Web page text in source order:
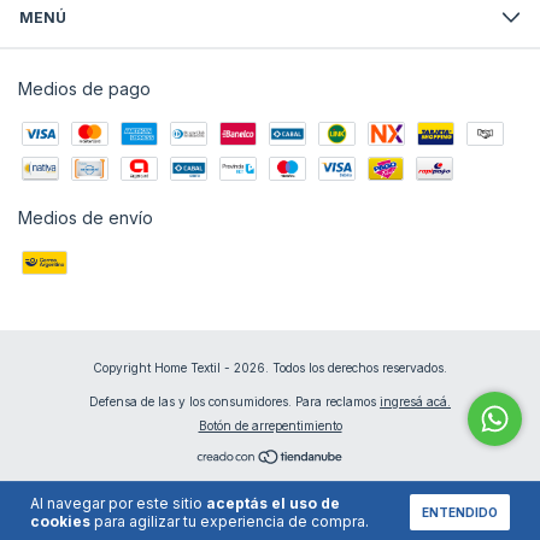
Al navegar por este sitio aceptás el uso de
cookies para agilizar tu experiencia de compra. ENTENDIDO
MENÚ
Medios de pago
Medios de envío
Copyright Home Textil - 2026. Todos los derechos reservados.
Defensa de las y los consumidores. Para reclamos ingresá acá.
Botón de arrepentimiento